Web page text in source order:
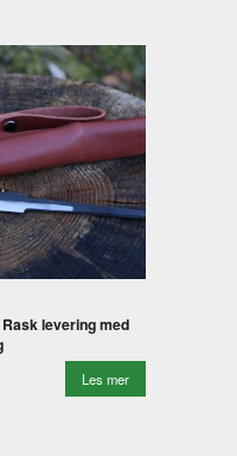
levering med
Les mer